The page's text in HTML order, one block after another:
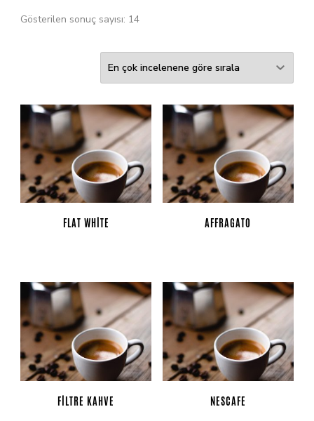
Gösterilen sonuç sayısı: 14
FLAT WHITE AFFRAGATO
FILTRE KAHVE NESCAFE